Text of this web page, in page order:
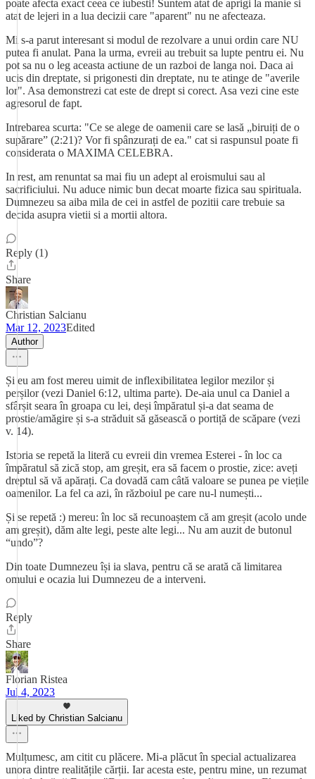
poate afecta exact ceea ce iubesti! Suntem atat de aprigi la manie si
atat de lejeri in a lua decizii care "aparent" nu ne afecteaza.
Mi s-a parut interesant si modul de rezolvare a unui ordin care NU
putea fi anulat. Pana la urma, evreii au trebuit sa lupte pentru ei. Nu
pot sa nu o leg aceasta actiune de un razboi de langa noi. Daca ai
ucis din dreptate, si prigonesti din dreptate, nu te atinge de "averile
lor". Asa demonstrezi cat este de drept si corect. Asa vezi cine este
agresorul de fapt.
Intrebarea scurta: "Ce se alege de oamenii care se lasă „biruiți de o
supărare” (2:21)? Vor fi spânzurați de ea." cat si raspunsul poate fi
considerata o MAXIMA CELEBRA.
In rest, am renuntat sa mai fiu un adept al eroismului sau al
sacrificiului. Nu aduce nimic bun decat moarte fizica sau spirituala.
Dumnezeu sa aiba mila de cei in astfel de pozitii care trebuie sa
decida asupra vietii si a mortii altora.
Reply (1)
Share
Christian Salcianu
Mar 12, 2023Edited
Author
Și eu am fost mereu uimit de inflexibilitatea legilor mezilor și
perșilor (vezi Daniel 6:12, ultima parte). De-aia unul ca Daniel a
sfârșit seara în groapa cu lei, deși împăratul și-a dat seama de
prostie/amăgire și s-a străduit să găsească o portiță de scăpare (vezi
v. 14).
Istoria se repetă la literă cu evreii din vremea Esterei - în loc ca
împăratul să zică stop, am greșit, era să facem o prostie, zice: aveți
dreptul să vă apărați. Ca dovadă cam câtă valoare se punea pe viețile
oamenilor. La fel ca azi, în războiul pe care nu-l numești...
Și se repetă :) mereu: în loc să recunoaștem că am greșit (acolo unde
am greșit), dăm alte legi, peste alte legi... Nu am auzit de butonul
“undo”?
Din toate Dumnezeu își ia slava, pentru că se arată că limitarea
omului e ocazia lui Dumnezeu de a interveni.
Reply
Share
Florian Ristea
Jul 4, 2023
Liked by Christian Salcianu
Mulțumesc, am citit cu plăcere. Mi-a plăcut în special actualizarea
unora dintre realitățile cărții. Iar acesta este, pentru mine, un rezumat